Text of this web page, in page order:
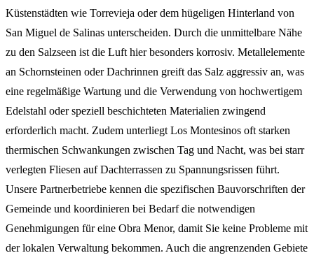
Küstenstädten wie Torrevieja oder dem hügeligen Hinterland von
San Miguel de Salinas unterscheiden. Durch die unmittelbare Nähe
zu den Salzseen ist die Luft hier besonders korrosiv. Metallelemente
an Schornsteinen oder Dachrinnen greift das Salz aggressiv an, was
eine regelmäßige Wartung und die Verwendung von hochwertigem
Edelstahl oder speziell beschichteten Materialien zwingend
erforderlich macht. Zudem unterliegt Los Montesinos oft starken
thermischen Schwankungen zwischen Tag und Nacht, was bei starr
verlegten Fliesen auf Dachterrassen zu Spannungsrissen führt.
Unsere Partnerbetriebe kennen die spezifischen Bauvorschriften der
Gemeinde und koordinieren bei Bedarf die notwendigen
Genehmigungen für eine Obra Menor, damit Sie keine Probleme mit
der lokalen Verwaltung bekommen. Auch die angrenzenden Gebiete